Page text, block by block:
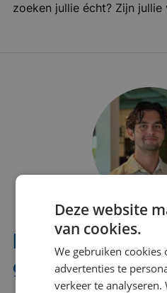
zoeken jullie écht? Zijn
Interesse?
graag verder!
Deze website
van cookies.
We gebruiken cookies
advertenties te
verkeer te analyseren.